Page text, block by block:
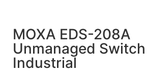
MOXA EDS-208A
Unmanaged
Industrial